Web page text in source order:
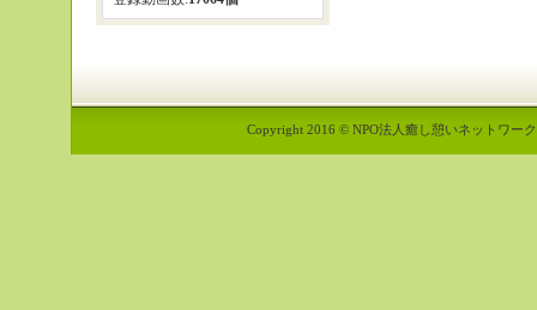
Copyright 2016 © NPO法人癒し憩いネットワー